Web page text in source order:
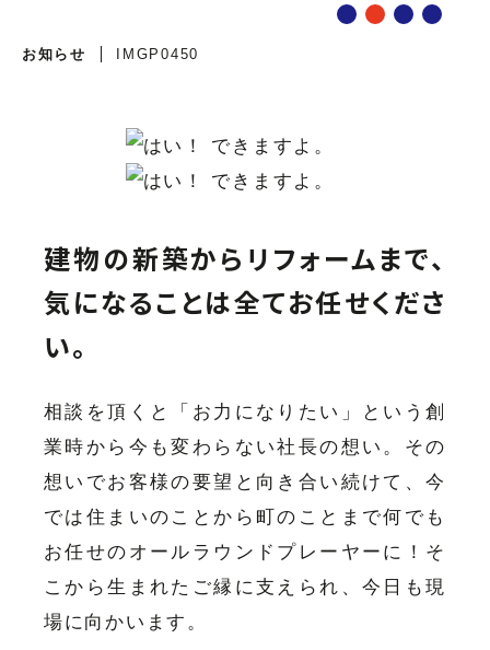
お知らせ
IMGP0450
建物の新築からリフォームまで、
気になることは全てお任せくださ
い。
相談を頂くと「お力になりたい」という創
業時から今も変わらない社長の想い。その
想いでお客様の要望と向き合い続けて、今
では住まいのことから町のことまで何でも
お任せのオールラウンドプレーヤーに！そ
こから生まれたご縁に支えられ、今日も現
場に向かいます。